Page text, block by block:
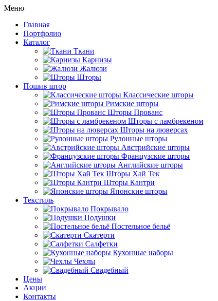
Меню
Главная
Портфолио
Каталог
Ткани
Карнизы
Жалюзи
Шторы
Пошив штор
Классические шторы
Римские шторы
Шторы Прованс
Шторы с ламбрекеном
Шторы на люверсах
Рулонные шторы
Австрийские шторы
Французские шторы
Английские шторы
Шторы Хай Тек
Шторы Кантри
Японские шторы
Текстиль
Покрывало
Подушки
Постельное бельё
Скатерти
Салфетки
Кухонные наборы
Чехлы
Свадебный
Цены
Акции
Контакты